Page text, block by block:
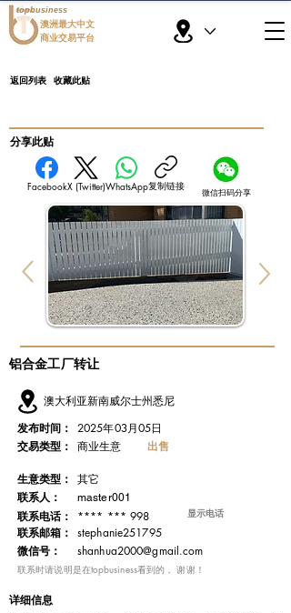
topbusiness
澳洲最大中文
商业交易平台
返回列表 收藏此贴
​分享此贴
FacebookX (Twitter)WhatsApp复制链接 微信扫码分享
铝合金工厂转让
澳大利亚新南威尔士州悉尼
发布时间： 2025年03月05日
交易类型：
商业生意 出售
​生意类型： 其它
联系人：
master001
联系电话：
**** *** 998 显示电话
​联系邮箱： stephanie251795
微信号：
shanhua2000@gmail.com
​联系时请说明是在topbusiness看到的， 谢谢！
详细信息